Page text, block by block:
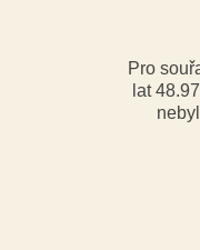
Pro
lat